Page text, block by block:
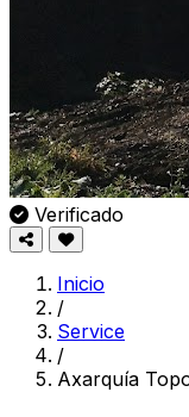
Verificado
Inicio
/
Service
/
Axarquía